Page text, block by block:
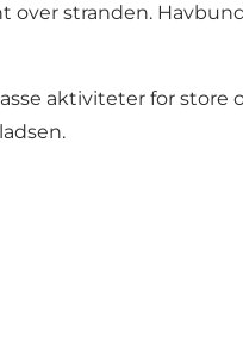
stranden.
aktiviteter for store